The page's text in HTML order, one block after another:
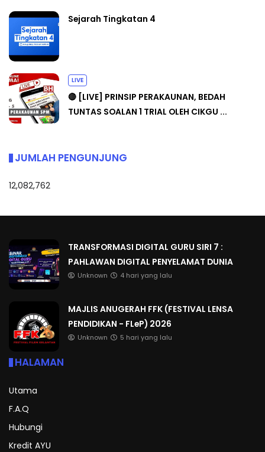
Sejarah Tingkatan 4
LIVE
🔴 [LIVE] PRINSIP PERAKAUNAN, BEDAH
TUNTAS SOALAN 1 TRIAL OLEH CIKGU ...
JUMLAH PENGUNJUNG
12,082,762
TRANSFORMASI DIGITAL GURU SIRI 7 :
PAHLAWAN DIGITAL PENYELAMAT DUNIA
Unknown 4 hari yang lalu
MAJLIS ANUGERAH FFK (FESTIVAL LENSA
PENDIDIKAN - FLeP) 2026
Unknown 5 hari yang lalu
HALAMAN
Utama
F.A.Q
Hubungi
Kredit AYU